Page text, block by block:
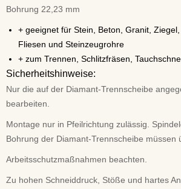
Bohrung 22,23 mm
+ geeignet für Stein, Beton, Granit, Ziegel,
Fliesen und Steinzeugrohre
+ zum Trennen, Schlitzfräsen,
Sicherheitshinweise:
Nur die auf der Diamant-Trennscheibe
bearbeiten.
Montage nur in Pfeilrichtung zulässig.
Bohrung der Diamant-Trennscheibe müssen
Arbeitsschutzmaßnahmen beachten.
Zu hohen Schneiddruck, Stöße und hartes